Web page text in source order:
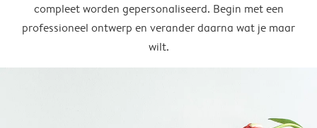
compleet worden gepersonaliseerd. Begin met een
professioneel ontwerp en verander daarna wat je maar
wilt.